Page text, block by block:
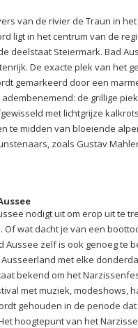
van de rivier de Traun in
ligt in het centrum van de
deelstaat Steiermark. Bad
De exacte plek van het
gemarkeerd door een
de grillige
met lichtgrijze
te midden van bloeiende
zoals Gustav
nodigt uit om erop uit te
Of wat dacht je van een
Aussee zelf is ook genoeg te
met elke
bekend om het
met muziek, modeshows,
gehouden in de periode
hoogtepunt van het